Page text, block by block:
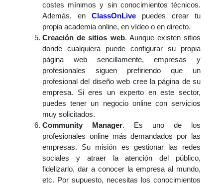
costes mínimos y sin conocimientos técnicos.
Además, en ClassOnLivepuedes crear tu
propia academia online, en vídeo o en directo.
Creación de sitios web. Aunque existen sitios
donde cualquiera puede configurar su propia
página web sencillamente, empresas y
profesionales siguen prefiriendo que un
profesional del diseño web cree la página de su
empresa. Si eres un experto en este sector,
puedes tener un negocio online con servicios
muy solicitados.
Community Manager. Es uno de los
profesionales online más demandados por las
empresas. Su misión es gestionar las redes
sociales y atraer la atención del público,
fidelizarlo, dar a conocer la empresa al mundo,
etc. Por supuesto, necesitas los conocimientos